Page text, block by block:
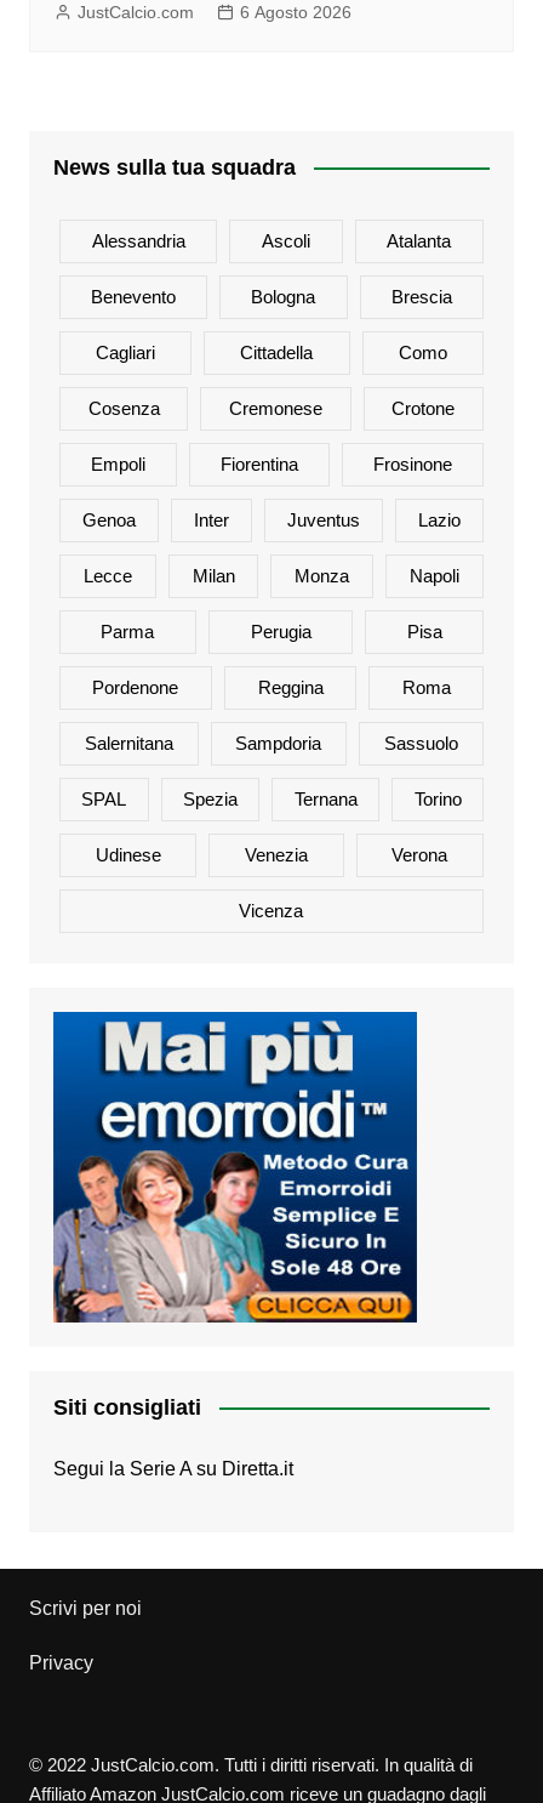
JustCalcio.com 6 Agosto 2026
News sulla tua squadra
Alessandria Ascoli Atalanta
Benevento Bologna Brescia
Cagliari Cittadella Como
Cosenza Cremonese Crotone
Empoli Fiorentina Frosinone
Genoa Inter Juventus Lazio
Lecce Milan Monza Napoli
Parma Perugia Pisa
Pordenone Reggina Roma
Salernitana Sampdoria Sassuolo
SPAL Spezia Ternana Torino
Udinese Venezia Verona
Vicenza
Siti consigliati
Segui la Serie A su Diretta.it
Scrivi per noi
Privacy
© 2022 JustCalcio.com. Tutti i diritti riservati. In qualità di
Affiliato Amazon JustCalcio.com riceve un guadagno dagli